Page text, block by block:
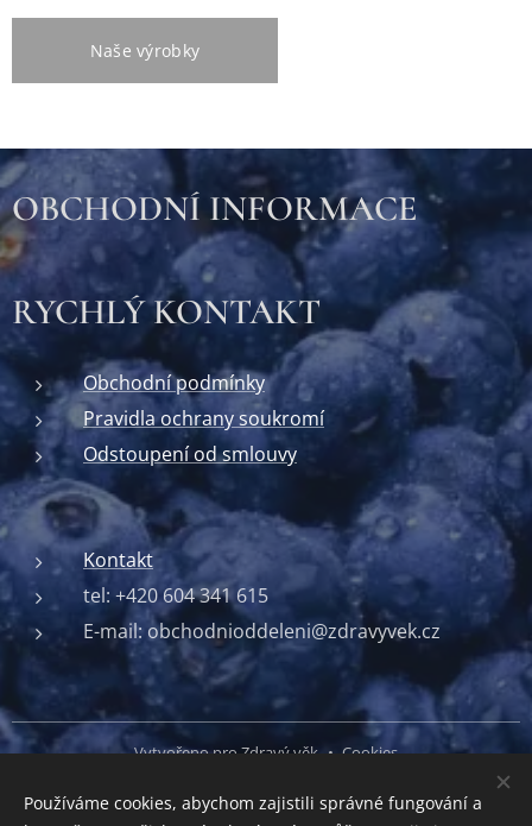
Naše výrobky
OBCHODNÍ INFORMACE
RYCHLÝ KONTAKT
Obchodní podmínky
Pravidla ochrany soukromí
Odstoupení od smlouvy
Kontakt
tel: +420 604 341 615
E-mail: obchodnioddeleni@zdravyvek.cz
Vytvořeno pro Zdravý věk Cookies
Jazyky
Používáme cookies, abychom zajistili správné fungování a